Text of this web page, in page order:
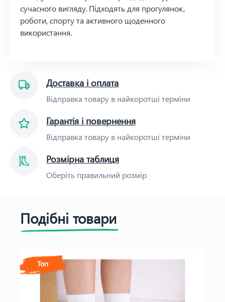
Доставка і оплата
Відправка товару в найкоротші терміни
Гарантія і повернення
Відправка товару в найкоротші терміни
Розмірна таблиця
Оберіть правильний розмір
сучасного вигляду. Підходять для прогулянок,
роботи, спорту та активного щоденного
використання.
Подібні товари
Топ